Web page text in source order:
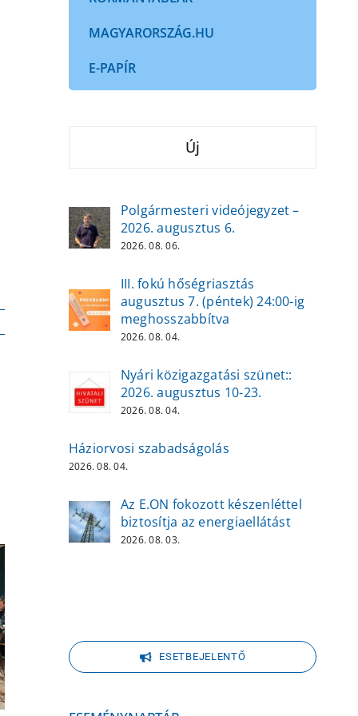
MAGYARORSZÁG.HU
E-PAPÍR
Új
Polgármesteri videójegyzet –
2026. augusztus 6.
2026. 08. 06.
III. fokú hőségriasztás
augusztus 7. (péntek) 24:00-ig
meghosszabbítva
2026. 08. 04.
Nyári közigazgatási szünet::
2026. augusztus 10-23.
2026. 08. 04.
Háziorvosi szabadságolás
2026. 08. 04.
Az E.ON fokozott készenléttel
biztosítja az energiaellátást
2026. 08. 03.
ESETBEJELENTŐ